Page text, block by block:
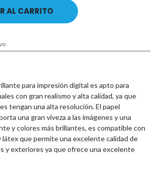
AL CARRITO
para impresión digital es apto para
con gran realismo y alta calidad, ya que
tengan una alta resolución. El papel
una gran viveza a las imágenes y una
y colores más brillantes, es compatible con
que permite una excelente calidad de
y exteriores ya que ofrece una excelente